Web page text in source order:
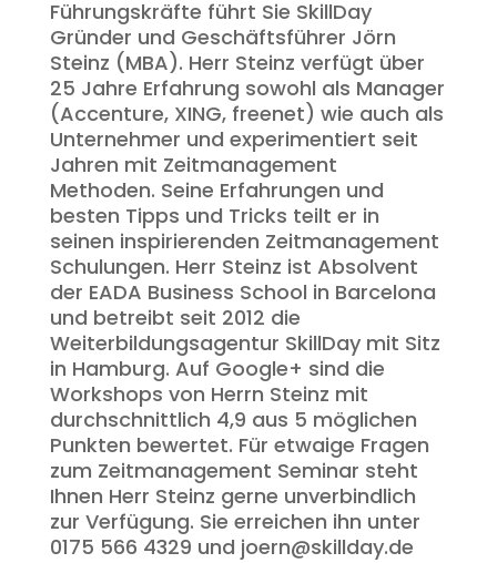
Führungskräfte führt Sie SkillDay
Gründer und Geschäftsführer Jörn
Steinz (MBA). Herr Steinz verfügt über
25 Jahre Erfahrung sowohl als Manager
(Accenture, XING, freenet) wie auch als
Unternehmer und experimentiert seit
Jahren mit Zeitmanagement
Methoden. Seine Erfahrungen und
besten Tipps und Tricks teilt er in
seinen inspirierenden Zeitmanagement
Schulungen. Herr Steinz ist Absolvent
der EADA Business School in Barcelona
und betreibt seit 2012 die
Weiterbildungsagentur SkillDay mit Sitz
in Hamburg. Auf Google+ sind die
Workshops von Herrn Steinz mit
durchschnittlich 4,9 aus 5 möglichen
Punkten bewertet. Für etwaige Fragen
zum Zeitmanagement Seminar steht
Ihnen Herr Steinz gerne unverbindlich
zur Verfügung. Sie erreichen ihn unter
0175 566 4329 und joern@skillday.de